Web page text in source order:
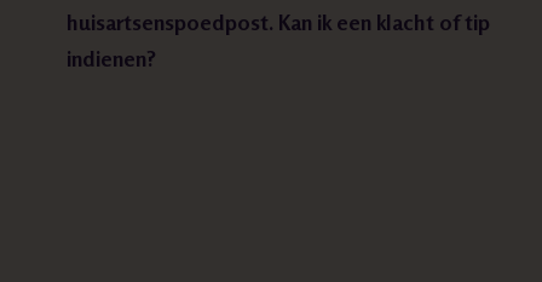
huisartsenspoedpost. Kan ik een klacht of tip
indienen?